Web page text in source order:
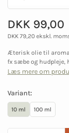
DKK 99,00
DKK 79,20 ekskl.
Æterisk olie til
fx sæbe og hudpleje,
Læs mere om
Variant:
10 ml 100 ml